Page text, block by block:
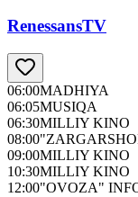
RenessansTV
06:00MADHIYA
06:05MUSIQA
06:30MILLIY KINO
08:00
09:00MILLIY KINO
10:30MILLIY KINO
12:00"OVOZA"